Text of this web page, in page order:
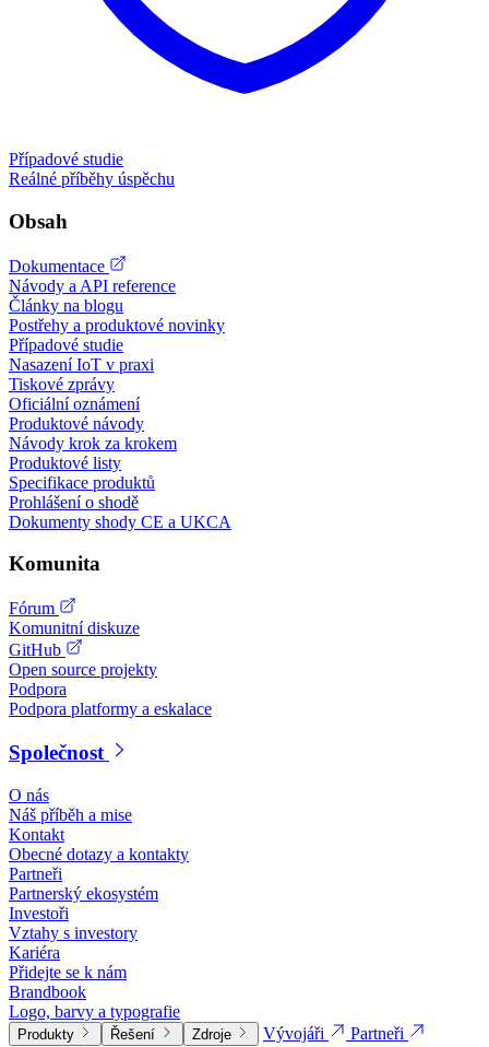
Případové studie
Reálné příběhy úspěchu
Obsah
Dokumentace
Návody a API reference
Články na blogu
Postřehy a produktové novinky
Případové studie
Nasazení IoT v praxi
Tiskové zprávy
Oficiální oznámení
Produktové návody
Návody krok za krokem
Produktové listy
Specifikace produktů
Prohlášení o shodě
Dokumenty shody CE a UKCA
Komunita
Fórum
Komunitní diskuze
GitHub
Open source projekty
Podpora
Podpora platformy a eskalace
Společnost
O nás
Náš příběh a mise
Kontakt
Obecné dotazy a kontakty
Partneři
Partnerský ekosystém
Investoři
Vztahy s investory
Kariéra
Přidejte se k nám
Brandbook
Logo, barvy a typografie
Produkty Řešení Zdroje Vývojáři
Partneři